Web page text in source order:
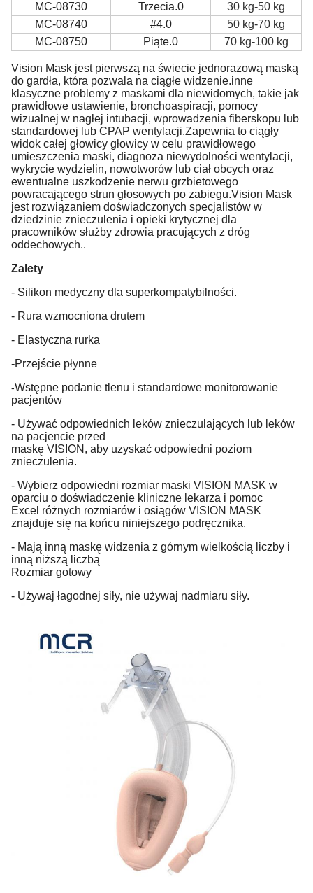
MC-08730
Trzecia.0
30 kg-50 kg
MC-08740
#4.0
50 kg-70 kg
MC-08750
Piąte.0 70 kg-100 kg
Vision Mask jest pierwszą na świecie jednorazową maską
do gardła, która pozwala na ciągłe widzenie.inne
klasyczne problemy z maskami dla niewidomych, takie jak
prawidłowe ustawienie, bronchoaspiracji, pomocy
wizualnej w nagłej intubacji, wprowadzenia fiberskopu lub
standardowej lub CPAP wentylacji.Zapewnia to ciągły
widok całej głowicy głowicy w celu prawidłowego
umieszczenia maski, diagnoza niewydolności wentylacji,
wykrycie wydzielin, nowotworów lub ciał obcych oraz
ewentualne uszkodzenie nerwu grzbietowego
powracającego strun głosowych po zabiegu.Vision Mask
jest rozwiązaniem doświadczonych specjalistów w
dziedzinie znieczulenia i opieki krytycznej dla
pracowników służby zdrowia pracujących z dróg
oddechowych..
Zalety
- Silikon medyczny dla superkompatybilności.
- Rura wzmocniona drutem
- Elastyczna rurka
-Przejście płynne
-Wstępne podanie tlenu i standardowe monitorowanie
pacjentów
- Używać odpowiednich leków znieczulających lub leków
na pacjencie przed
maskę VISION, aby uzyskać odpowiedni poziom
znieczulenia.
- Wybierz odpowiedni rozmiar maski VISION MASK w
oparciu o doświadczenie kliniczne lekarza i pomoc
Excel różnych rozmiarów i osiągów VISION MASK
znajduje się na końcu niniejszego podręcznika.
- Mają inną maskę widzenia z górnym wielkością liczby i
inną niższą liczbą
Rozmiar gotowy
- Używaj łagodnej siły, nie używaj nadmiaru siły.